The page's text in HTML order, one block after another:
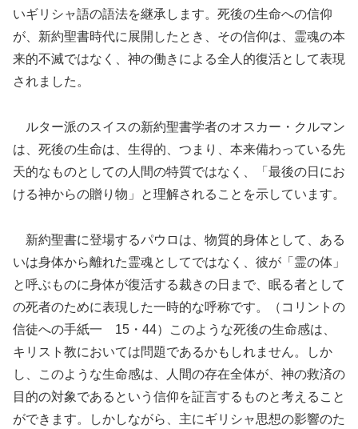
いギリシャ語の語法を継承します。死後の生命への信仰
が、新約聖書時代に展開したとき、その信仰は、霊魂の本
来的不滅ではなく、神の働きによる全人的復活として表現
されました。
ルター派のスイスの新約聖書学者のオスカー・クルマン
は、死後の生命は、生得的、つまり、本来備わっている先
天的なものとしての人間の特質ではなく、「最後の日にお
ける神からの贈り物」と理解されることを示しています。
新約聖書に登場するパウロは、物質的身体として、ある
いは身体から離れた霊魂としてではなく、彼が「霊の体」
と呼ぶものに身体が復活する裁きの日まで、眠る者として
の死者のために表現した一時的な呼称です。（コリントの
信徒への手紙一 15・44）このような死後の生命感は、
キリスト教においては問題であるかもしれません。しか
し、このような生命感は、人間の存在全体が、神の救済の
目的の対象であるという信仰を証言するものと考えること
ができます。しかしながら、主にギリシャ思想の影響のた